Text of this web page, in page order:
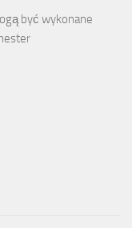
być wykonane